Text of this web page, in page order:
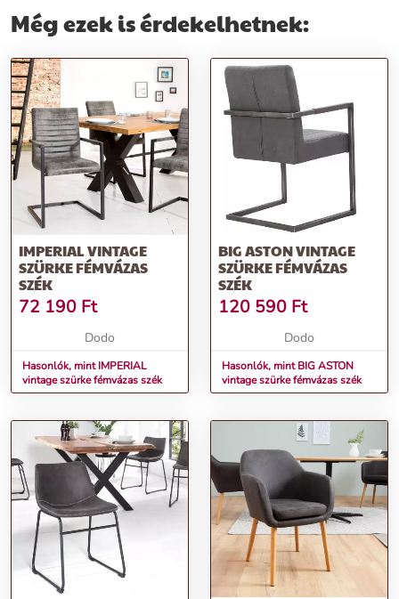
Még ezek is érdekelhetnek:
IMPERIAL VINTAGE
SZÜRKE FÉMVÁZAS
SZÉK
72 190 Ft
Dodo
Hasonlók, mint IMPERIAL
vintage szürke fémvázas szék
BIG ASTON VINTAGE
SZÜRKE FÉMVÁZAS
SZÉK
120 590 Ft
Dodo
Hasonlók, mint BIG ASTON
vintage szürke fémvázas szék